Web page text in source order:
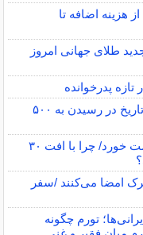
هزینه اضافه تا
طلای جهانی امروز
پدرخوانده
«مرد عنکبوتی: روزی نو»؛ سریع‌ترین فیلم تاریخ در رسیدن به ۵۰۰
گوشت ۴ هزار تومانی این‌گونه میلیونی قیمت خورد/ چرا با افت ۳۰
امضا می‌کنند /سفر
تورم چگونه